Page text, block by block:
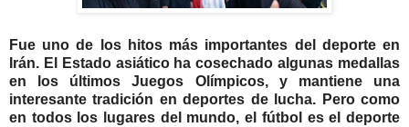
Fue uno de los hitos más importantes del deporte en
Irán. El Estado asiático ha cosechado algunas medallas
en los últimos Juegos Olímpicos, y mantiene una
interesante tradición en deportes de lucha. Pero como
en todos los lugares del mundo, el fútbol es el deporte